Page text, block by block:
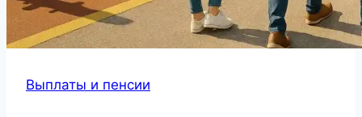
Выплаты и пенсии